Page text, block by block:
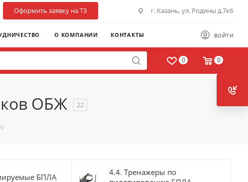
Оформить заявку на ТЗ г. Казань, ул. Родины д.7к6
ВОЙТИ
О КОМПАНИИ КОНТАКТЫ
0 0
ОБЖ 22
БПЛА
4.4. Тренажеры по